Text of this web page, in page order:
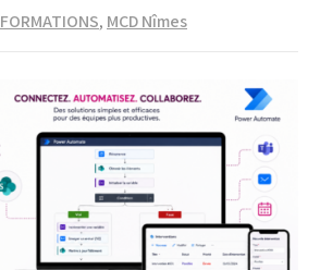
FORMATIONS, MCD Nîmes